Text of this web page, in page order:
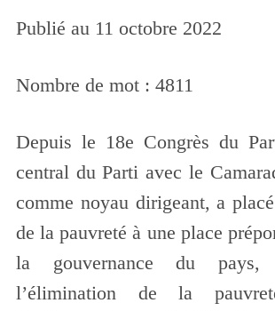
Publié au 11 octobre 2022
Nombre de mot : 4811
Depuis le 18e Congrès du
central du Parti avec le
comme noyau dirigeant, a
de la pauvreté à une place
la gouvernance du
l’élimination de la